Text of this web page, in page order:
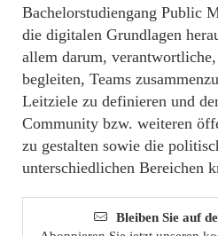
Bachelorstudiengang Public
die digitalen Grundlagen
allem darum,
begleiten, Teams
Leitziele zu definieren und
Community bzw. weiteren
zu gestalten sowie die
unterschiedlichen Bereichen
Bleiben Sie auf